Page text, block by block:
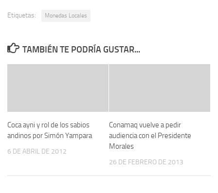
Etiquetas: Monedas Locales
TAMBIÉN TE PODRÍA GUSTAR...
Coca ayni y rol de los sabios
andinos por Simón Yampara
6 DE ABRIL DE 2012
Conamaq vuelve a pedir
audiencia con el Presidente
Morales
26 DE FEBRERO DE 2013